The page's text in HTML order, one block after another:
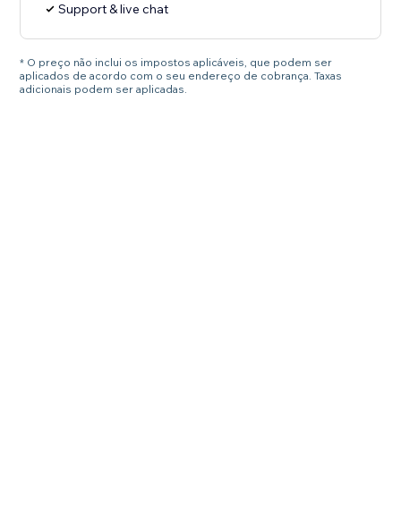
Support & live chat
* O preço não inclui os impostos aplicáveis, que podem ser
aplicados de acordo com o seu endereço de cobrança. Taxas
adicionais podem ser aplicadas.